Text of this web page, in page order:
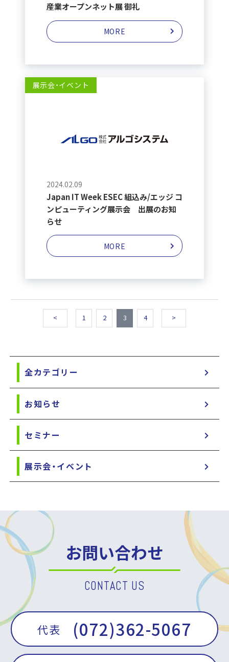
産業オープンネット展 御礼
MORE
展示会・イベント
2024.02.09
Japan IT Week ESEC 組込み/エッジ コ
ンピューティング展示会 出展のお知
らせ
MORE
< 1 2 3 4 >
全カテゴリー
お知らせ
セミナー
展示会・イベント
お問い合わせ
CONTACT US
代表 (072)362-5067